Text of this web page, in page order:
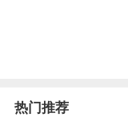
热门推荐